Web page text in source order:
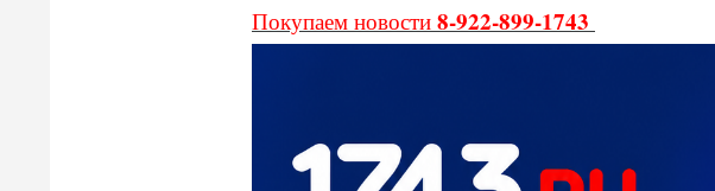
Покупаем новости 8-922-899-1743